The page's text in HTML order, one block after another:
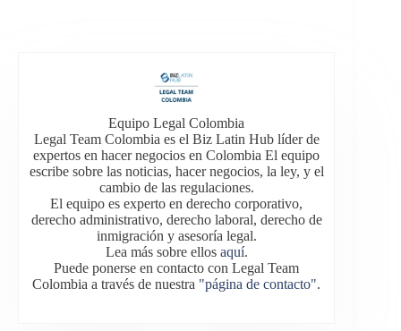
Equipo Legal Colombia
Legal Team Colombia es el Biz Latin Hub líder de
expertos en hacer negocios en Colombia El equipo
escribe sobre las noticias, hacer negocios, la ley, y el
cambio de las regulaciones.
El equipo es experto en derecho corporativo,
derecho administrativo, derecho laboral, derecho de
inmigración y asesoría legal.
Lea más sobre ellos aquí.
Puede ponerse en contacto con Legal Team
Colombia a través de nuestra "página de contacto".